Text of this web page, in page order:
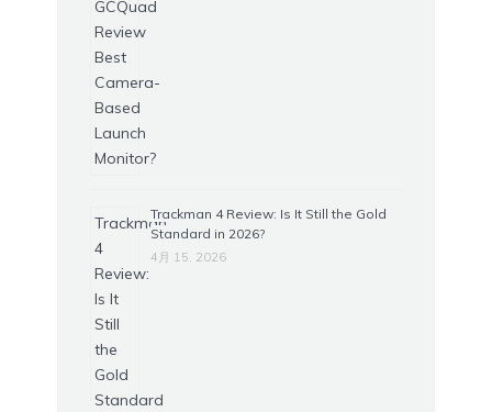
Trackman 4 Review: Is It Still the Gold
Standard in 2026?
4月 15, 2026